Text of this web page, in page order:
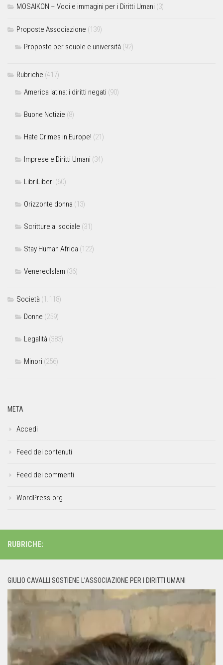
MOSAIKON – Voci e immagini per i Diritti Umani (3)
Proposte Associazione (139)
Proposte per scuole e università (92)
Rubriche (417)
America latina: i diritti negati (90)
Buone Notizie (8)
Hate Crimes in Europe! (21)
Imprese e Diritti Umani (34)
LibriLiberi (60)
Orizzonte donna (13)
Scritture al sociale (31)
Stay Human Africa (122)
VeneredIslam (36)
Società (1.118)
Donne (259)
Legalità (383)
Minori (256)
META
Accedi
Feed dei contenuti
Feed dei commenti
WordPress.org
RUBRICHE:
GIULIO CAVALLI SOSTIENE L’ASSOCIAZIONE PER I DIRITTI UMANI
Player